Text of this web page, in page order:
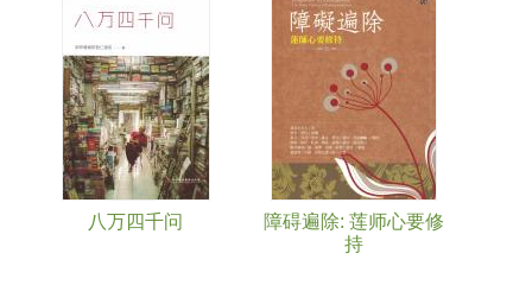
八万四千问
障碍遍除: 莲师心要修
持